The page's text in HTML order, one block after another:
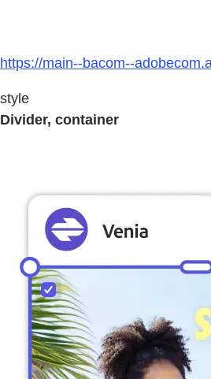
https://main--bacom--
style
Divider, container